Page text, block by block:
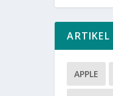
ARTIKEL
APPLE